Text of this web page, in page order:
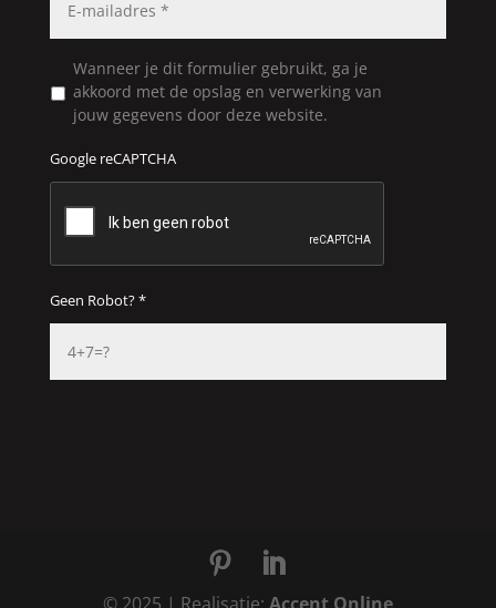
Wanneer je dit formulier gebruikt, ga je
akkoord met de opslag en verwerking van
jouw gegevens door deze website.
Google reCAPTCHA
Geen Robot? *